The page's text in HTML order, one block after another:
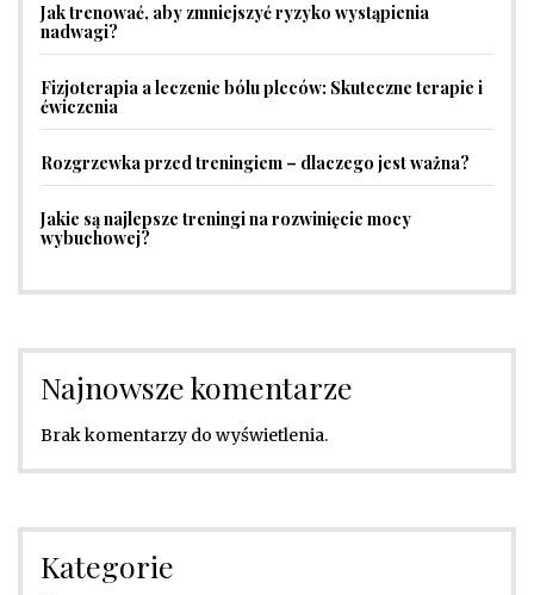
Jak trenować, aby zmniejszyć ryzyko wystąpienia
nadwagi?
Fizjoterapia a leczenie bólu pleców: Skuteczne terapie i
ćwiczenia
Rozgrzewka przed treningiem – dlaczego jest ważna?
Jakie są najlepsze treningi na rozwinięcie mocy
wybuchowej?
Najnowsze komentarze
Brak komentarzy do wyświetlenia.
Kategorie